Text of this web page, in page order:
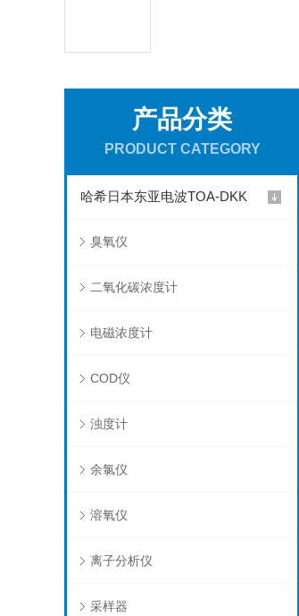
产品分类
PRODUCT CATEGORY
哈希日本东亚电波TOA-DKK
臭氧仪
二氧化碳浓度计
电磁浓度计
COD仪
浊度计
余氯仪
溶氧仪
离子分析仪
采样器